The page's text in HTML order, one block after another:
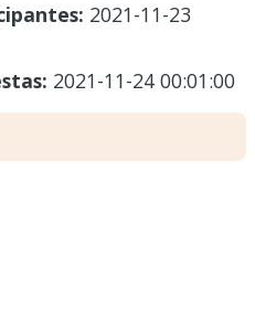
2021-11-23
2021-11-24 00:01:00